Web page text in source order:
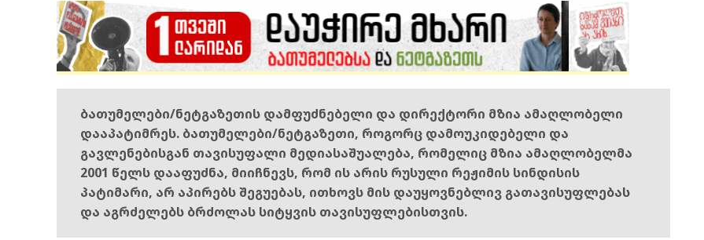
ბათუმელები/ნეტგაზეთის დამფუძნებელი და დირექტორი მზია ამაღლობელი
დააპატიმრეს. ბათუმელები/ნეტგაზეთი, როგორც დამოუკიდებელი და
გავლენებისგან თავისუფალი მედიასაშუალება, რომელიც მზია ამაღლობელმა
2001 წელს დააფუძნა, მიიჩნევს, რომ ის არის რუსული რეჟიმის სინდისის
პატიმარი, არ აპირებს შეგუებას, ითხოვს მის დაუყოვნებლივ გათავისუფლებას
და აგრძელებს ბრძოლას სიტყვის თავისუფლებისთვის.